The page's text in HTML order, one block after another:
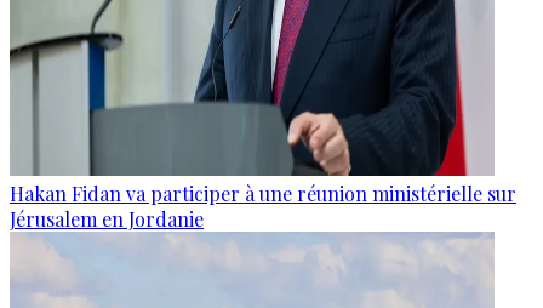
Hakan Fidan va participer à une réunion ministérielle sur
Jérusalem en Jordanie